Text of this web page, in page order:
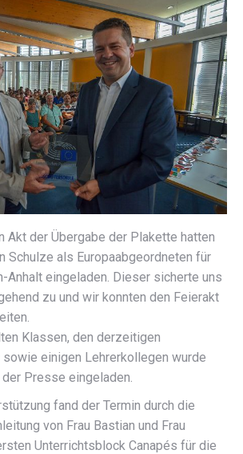
Akt der Übergabe der Plakette hatten
Schulze als Europaabgeordneten für
Anhalt eingeladen. Dieser sicherte uns
zu und wir konnten den Feierakt
Klassen, den derzeitigen
einigen Lehrerkollegen wurde
Presse eingeladen.
fand der Termin durch die
von Frau Bastian und Frau
Unterrichtsblock Canapés für die